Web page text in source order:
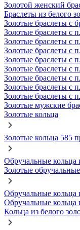
Золотой женский
Браслеты из белого
Золотые браслеты с
Золотые браслеты с
Золотые браслеты с
Золотые браслеты с
Золотые браслеты с
Золотые браслеты с
Золотые браслеты с
Золотые браслеты с
Золотые браслеты с
Золотые мужские
Золотые кольца
Золотые кольца 585
Обручальные кольца
Золотые
Обручальные кольца
Обручальные кольца
Кольца из белого